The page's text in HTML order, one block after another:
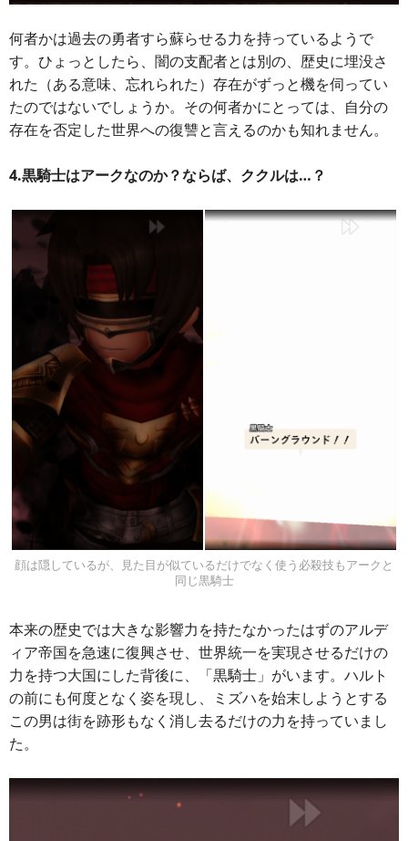
何者かは過去の勇者すら蘇らせる力を持っているようで
す。ひょっとしたら、闇の支配者とは別の、歴史に埋没さ
れた（ある意味、忘れられた）存在がずっと機を伺ってい
たのではないでしょうか。その何者かにとっては、自分の
存在を否定した世界への復讐と言えるのかも知れません。
4.黒騎士はアークなのか？ならば、ククルは…？
顔は隠しているが、見た目が似ているだけでなく使う必殺技もアークと
同じ黒騎士
本来の歴史では大きな影響力を持たなかったはずのアルデ
ィア帝国を急速に復興させ、世界統一を実現させるだけの
力を持つ大国にした背後に、「黒騎士」がいます。ハルト
の前にも何度となく姿を現し、ミズハを始末しようとする
この男は街を跡形もなく消し去るだけの力を持っていまし
た。